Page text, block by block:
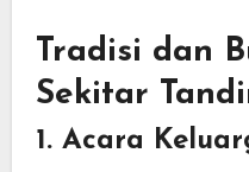
Tradisi dan
Sekitar
1. Acara